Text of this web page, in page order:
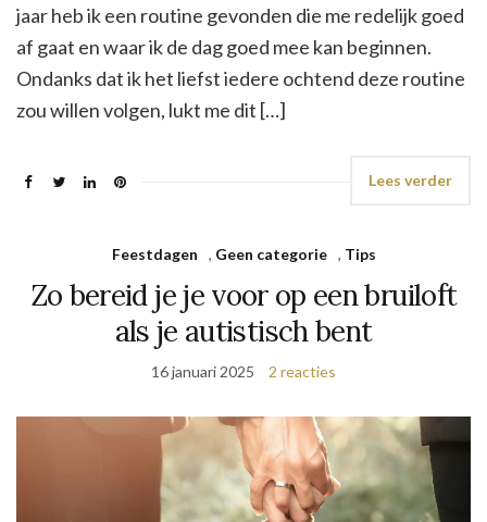
jaar heb ik een routine gevonden die me redelijk goed
af gaat en waar ik de dag goed mee kan beginnen.
Ondanks dat ik het liefst iedere ochtend deze routine
zou willen volgen, lukt me dit […]
Lees verder
Feestdagen , Geen categorie , Tips
Zo bereid je je voor op een bruiloft
als je autistisch bent
16 januari 2025 2 reacties